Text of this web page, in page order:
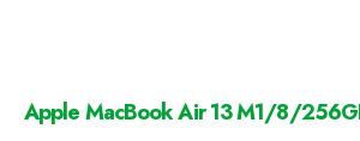
Apple MacBook Air 13 M1/8/